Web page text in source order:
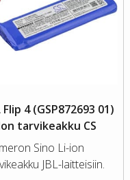
Flip 4 (GSP872693 01)
tarvikeakku CS
Sino Li-ion
JBL-laitteisiin.